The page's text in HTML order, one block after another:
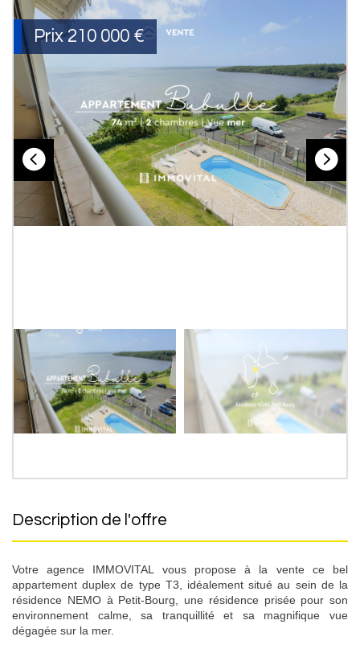
Prix 210 000 €
description de l'offre
Votre agence IMMOVITAL vous propose à la vente ce bel
appartement duplex de type T3, idéalement situé au sein de la
résidence NEMO à Petit-Bourg, une résidence prisée pour son
environnement calme, sa tranquillité et sa magnifique vue
dégagée sur la mer.